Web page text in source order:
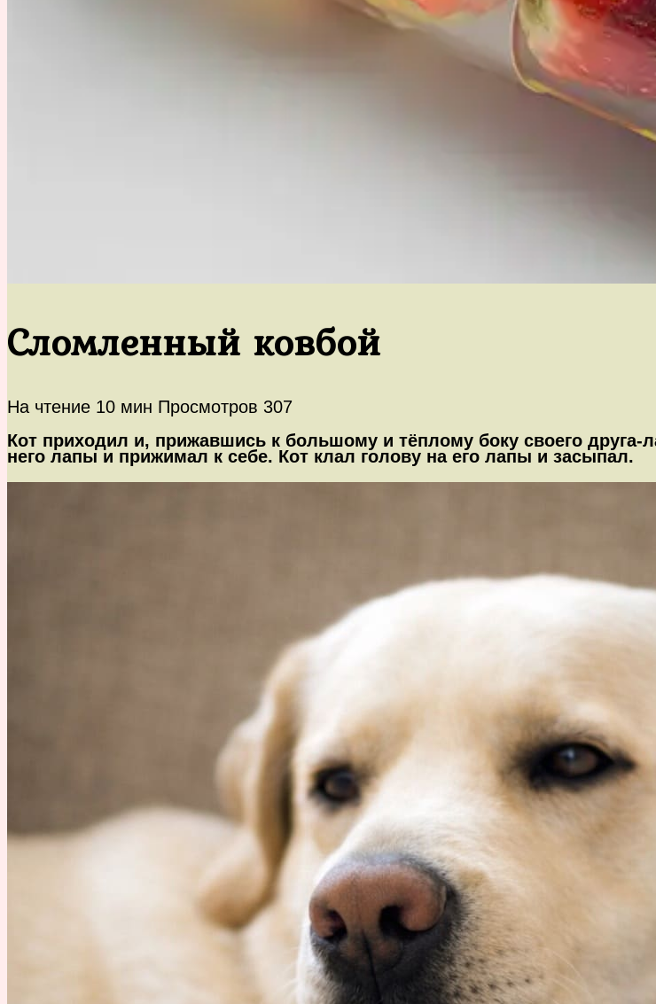
Сломленный ковбой
На чтение 10 мин Просмотров 307
Кот приходил и, прижавшись к большому и тёплому боку своего
него лапы и прижимал к себе. Кот клал голову на его лапы и засыпал.